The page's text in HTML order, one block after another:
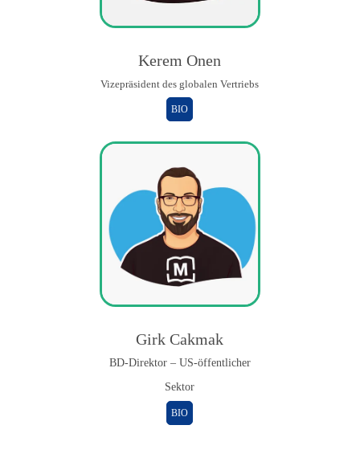
Kerem Onen
Vizepräsident des globalen Vertriebs
BIO
Girk Cakmak
BD-Direktor – US-öffentlicher
Sektor
BIO